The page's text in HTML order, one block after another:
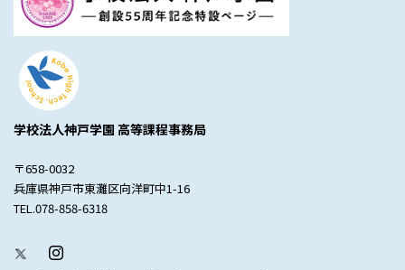
学校法人神戸学園 高等課程事務局
〒658-0032
兵庫県神戸市東灘区向洋町中1-16
TEL.078-858-6318